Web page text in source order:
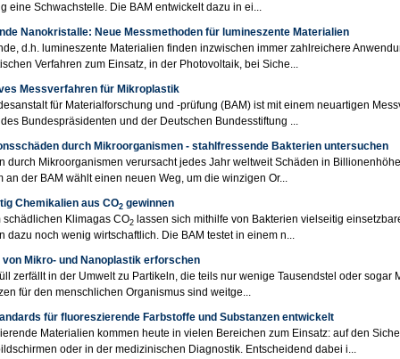
eine Schwachstelle. Die BAM entwickelt dazu in ei...
Nanokristalle: Neue Messmethoden für lumineszente Materialien
d.h. lumineszente Materialien finden inzwischen immer zahlreichere
Verfahren zum Einsatz, in der Photovoltaik, bei Siche...
Messverfahren für Mikroplastik
für Materialforschung und -prüfung (BAM) ist mit einem neuartigen
Bundespräsidenten und der Deutschen Bundesstiftung ...
durch Mikroorganismen - stahlfressende Bakterien untersuchen
durch Mikroorganismen verursacht jedes Jahr weltweit Schäden in
an der BAM wählt einen neuen Weg, um die winzigen Or...
Chemikalien aus CO2 gewinnen
schädlichen Klimagas CO2 lassen sich mithilfe von Bakterien vielseitig
dazu noch wenig wirtschaftlich. Die BAM testet in einem n...
von Mikro- und Nanoplastik erforschen
zerfällt in der Umwelt zu Partikeln, die teils nur wenige Tausendstel oder
für den menschlichen Organismus sind weitge...
für fluoreszierende Farbstoffe und Substanzen entwickelt
Materialien kommen heute in vielen Bereichen zum Einsatz: auf den
oder in der medizinischen Diagnostik. Entscheidend dabei i...